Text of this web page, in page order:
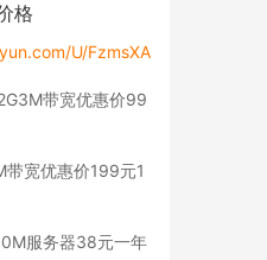
格
U/FzmsXA
带宽优惠价99
带宽优惠价199元1
服务器38元一年